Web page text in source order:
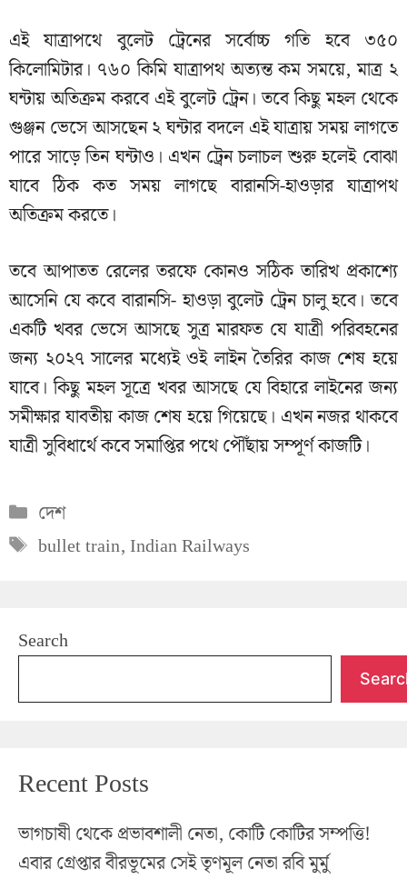
এই যাত্রাপথে বুলেট ট্রেনের সর্বোচ্চ গতি হবে ৩৫০
কিলোমিটার। ৭৬০ কিমি যাত্রাপথ অত্যন্ত কম সময়ে, মাত্র ২
ঘন্টায় অতিক্রম করবে এই বুলেট ট্রেন। তবে কিছু মহল থেকে
গুঞ্জন ভেসে আসছেন ২ ঘন্টার বদলে এই যাত্রায় সময় লাগতে
পারে সাড়ে তিন ঘন্টাও। এখন ট্রেন চলাচল শুরু হলেই বোঝা
যাবে ঠিক কত সময় লাগছে বারানসি-হাওড়ার যাত্রাপথ
অতিক্রম করতে।
তবে আপাতত রেলের তরফে কোনও সঠিক তারিখ প্রকাশ্যে
আসেনি যে কবে বারানসি- হাওড়া বুলেট ট্রেন চালু হবে। তবে
একটি খবর ভেসে আসছে সুত্র মারফত যে যাত্রী পরিবহনের
জন্য ২০২৭ সালের মধ্যেই ওই লাইন তৈরির কাজ শেষ হয়ে
যাবে। কিছু মহল সূত্রে খবর আসছে যে বিহারে লাইনের জন্য
সমীক্ষার যাবতীয় কাজ শেষ হয়ে গিয়েছে। এখন নজর থাকবে
যাত্রী সুবিধার্থে কবে সমাপ্তির পথে পৌঁছায় সম্পূর্ণ কাজটি।
Categories
দেশ
Tags
bullet train, Indian Railways
Search
Recent Posts
ভাগচাষী থেকে প্রভাবশালী নেতা, কোটি কোটির সম্পত্তি!
এবার গ্রেপ্তার বীরভূমের সেই তৃণমূল নেতা রবি মুর্মু